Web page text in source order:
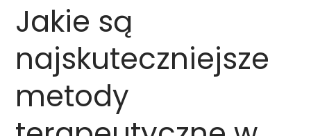
Jakie są
najskuteczniejsze
metody